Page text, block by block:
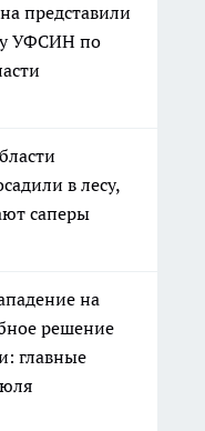
представили
УФСИН по
в лесу,
саперы
на
решение
главные